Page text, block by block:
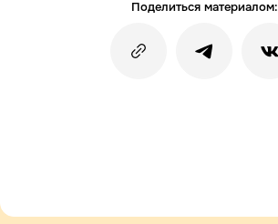
Поделиться материалом: